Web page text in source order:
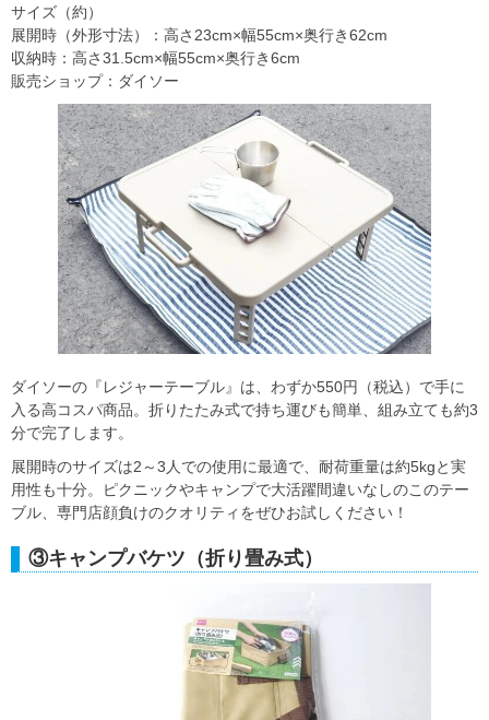
サイズ（約）
展開時（外形寸法）：高さ23cm×幅55cm×奥行き62cm
収納時：高さ31.5cm×幅55cm×奥行き6cm
販売ショップ：ダイソー
ダイソーの『レジャーテーブル』は、わずか550円（税込）で手に
入る高コスパ商品。折りたたみ式で持ち運びも簡単、組み立ても約3
分で完了します。
展開時のサイズは2～3人での使用に最適で、耐荷重量は約5kgと実
用性も十分。ピクニックやキャンプで大活躍間違いなしのこのテー
ブル、専門店顔負けのクオリティをぜひお試しください！
③キャンプバケツ（折り畳み式）